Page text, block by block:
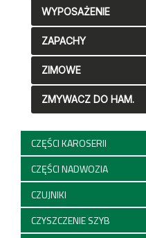
WYPOSAŻENIE
ZAPACHY
ZIMOWE
ZMYWACZ DO HAM.
CZĘŚCI KAROSERII
CZĘŚCI NADWOZIA
CZUJNIKI
CZYSZCZENIE SZYB